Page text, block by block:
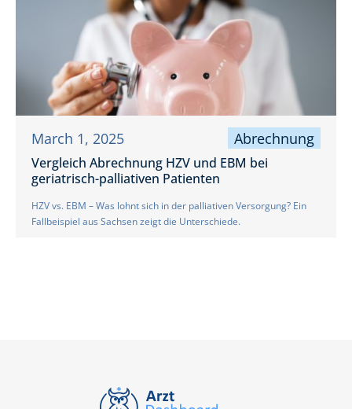
March 1, 2025 Abrechnung
Vergleich Abrechnung HZV und EBM bei
geriatrisch-palliativen Patienten
HZV vs. EBM – Was lohnt sich in der palliativen Versorgung? Ein
Fallbeispiel aus Sachsen zeigt die Unterschiede.